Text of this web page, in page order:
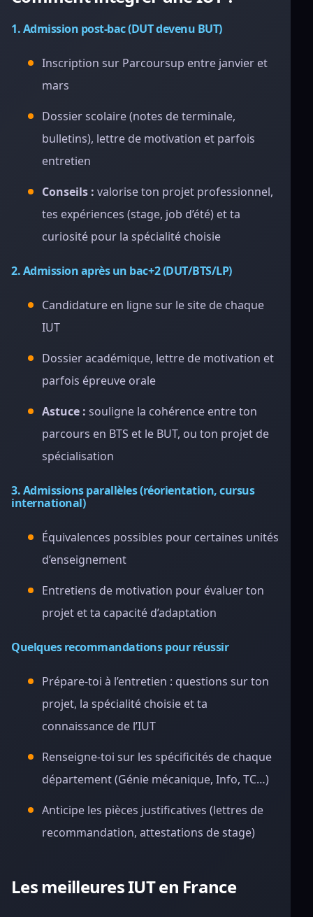
1. Admission post-bac (DUT devenu BUT)
Inscription sur Parcoursup entre janvier et
mars
Dossier scolaire (notes de terminale,
bulletins), lettre de motivation et parfois
entretien
Conseils : valorise ton projet professionnel,
tes expériences (stage, job d’été) et ta
curiosité pour la spécialité choisie
2. Admission après un bac+2 (DUT/BTS/LP)
Candidature en ligne sur le site de chaque
IUT
Dossier académique, lettre de motivation et
parfois épreuve orale
Astuce : souligne la cohérence entre ton
parcours en BTS et le BUT, ou ton projet de
spécialisation
3. Admissions parallèles (réorientation, cursus
international)
Équivalences possibles pour certaines unités
d’enseignement
Entretiens de motivation pour évaluer ton
projet et ta capacité d’adaptation
Quelques recommandations pour réussir
Prépare-toi à l’entretien : questions sur ton
projet, la spécialité choisie et ta
connaissance de l’IUT
Renseigne-toi sur les spécificités de chaque
département (Génie mécanique, Info, TC…)
Anticipe les pièces justificatives (lettres de
recommandation, attestations de stage)
Les meilleures IUT en France